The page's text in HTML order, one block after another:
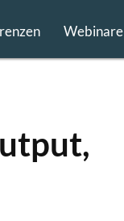
Webinare